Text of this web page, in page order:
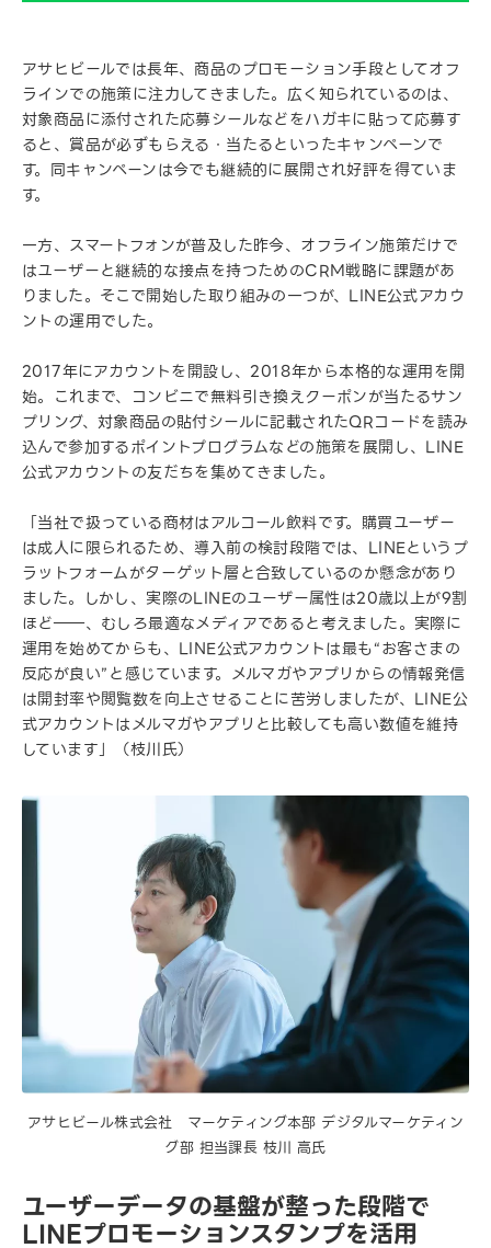
アサヒビールでは長年、商品のプロモーション手段としてオフ
ラインでの施策に注力してきました。広く知られているのは、
対象商品に添付された応募シールなどをハガキに貼って応募す
ると、賞品が必ずもらえる・当たるといったキャンペーンで
す。同キャンペーンは今でも継続的に展開され好評を得ていま
す。
一方、スマートフォンが普及した昨今、オフライン施策だけで
はユーザーと継続的な接点を持つためのCRM戦略に課題があ
りました。そこで開始した取り組みの一つが、LINE公式アカウ
ントの運用でした。
2017年にアカウントを開設し、2018年から本格的な運用を開
始。これまで、コンビニで無料引き換えクーポンが当たるサン
プリング、対象商品の貼付シールに記載されたQRコードを読み
込んで参加するポイントプログラムなどの施策を展開し、LINE
公式アカウントの友だちを集めてきました。
「当社で扱っている商材はアルコール飲料です。購買ユーザー
は成人に限られるため、導入前の検討段階では、LINEというプ
ラットフォームがターゲット層と合致しているのか懸念があり
ました。しかし、実際のLINEのユーザー属性は20歳以上が9割
ほど――、むしろ最適なメディアであると考えました。実際に
運用を始めてからも、LINE公式アカウントは最も“お客さまの
反応が良い”と感じています。メルマガやアプリからの情報発信
は開封率や閲覧数を向上させることに苦労しましたが、LINE公
式アカウントはメルマガやアプリと比較しても高い数値を維持
しています」（枝川氏）
アサヒビール株式会社 マーケティング本部 デジタルマーケティン
グ部 担当課長 枝川 高氏
ユーザーデータの基盤が整った段階で
LINEプロモーションスタンプを活用